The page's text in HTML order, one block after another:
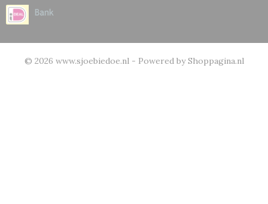
© 2026 www.sjoebiedoe.nl - Powered by Shoppagina.nl